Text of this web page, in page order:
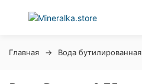
Главная Вода бутилированная